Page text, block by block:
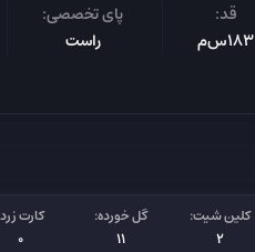
قد:
183س‌م
پای تخصصی:
راست
کلین شیت:
2
گل خورده:
11
کارت
0